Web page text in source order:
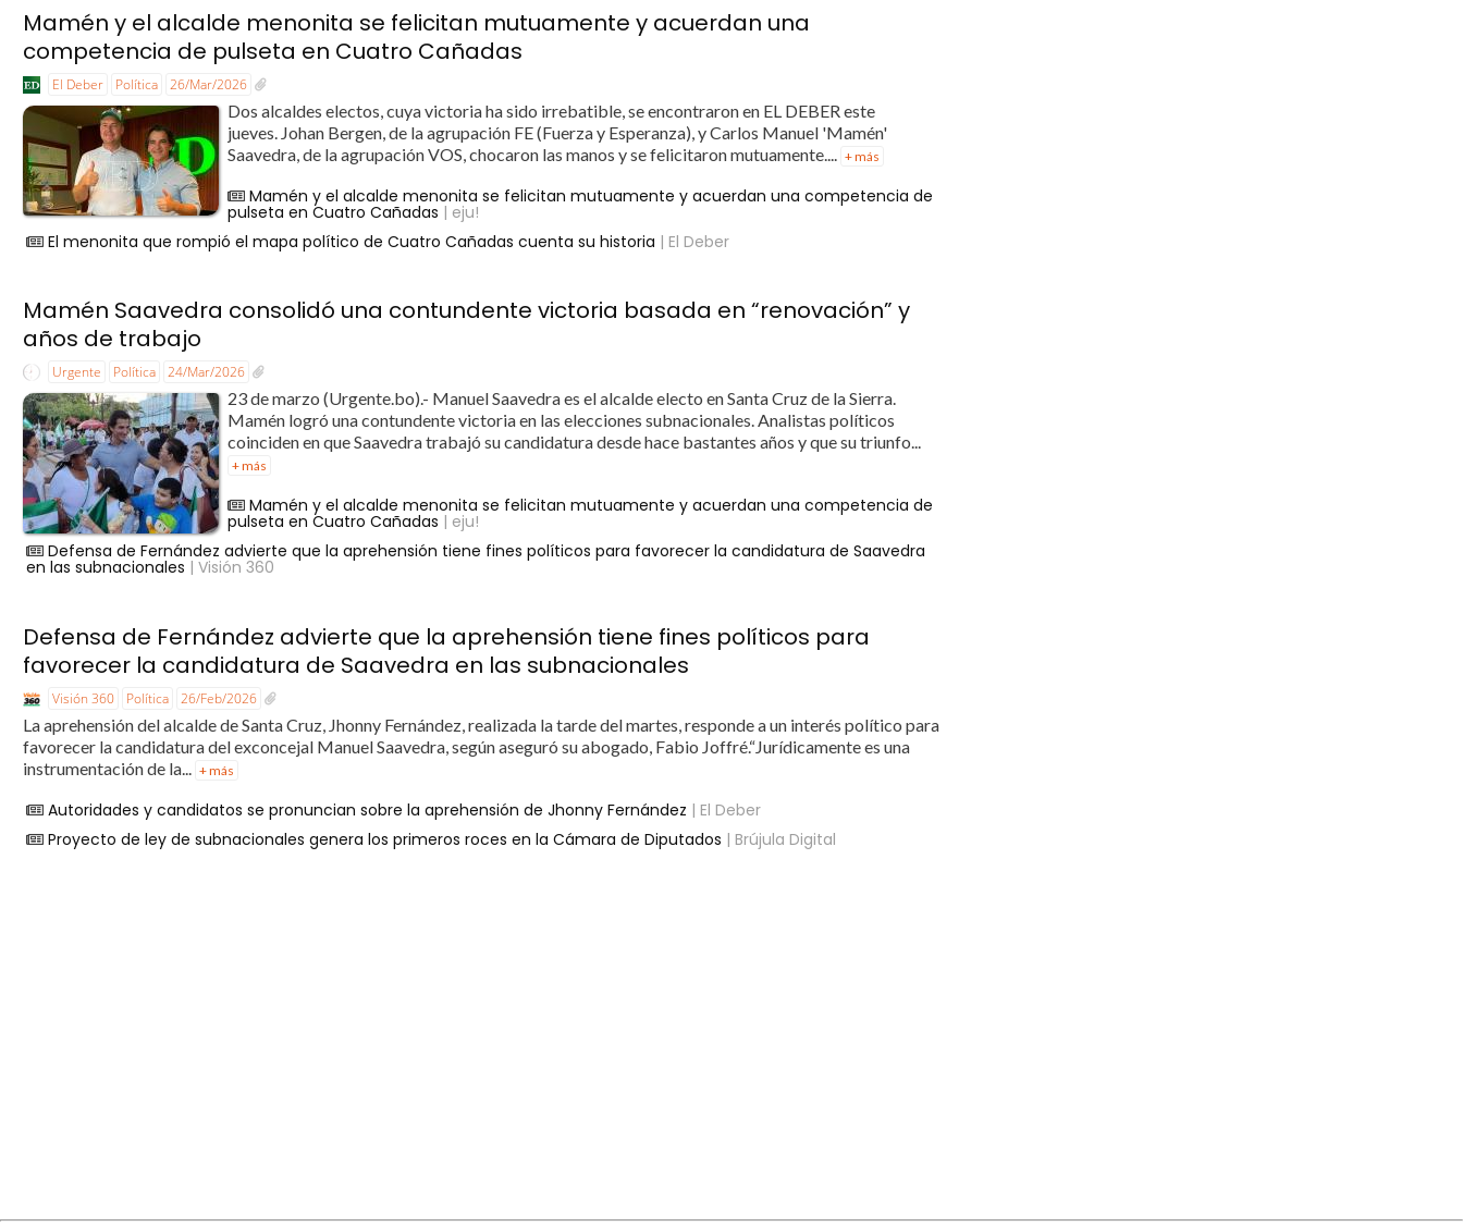
Mamén y el alcalde menonita se felicitan mutuamente y acuerdan una
competencia de pulseta en Cuatro Cañadas
El Deber Política 26/Mar/2026
Dos alcaldes electos, cuya victoria ha sido irrebatible, se encontraron en EL DEBER este
jueves. Johan Bergen, de la agrupación FE (Fuerza y Esperanza), y Carlos Manuel 'Mamén'
Saavedra, de la agrupación VOS, chocaron las manos y se felicitaron mutuamente.... + más
Mamén y el alcalde menonita se felicitan mutuamente y acuerdan una competencia de
pulseta en Cuatro Cañadas | eju!
El menonita que rompió el mapa político de Cuatro Cañadas cuenta su historia | El Deber
Mamén Saavedra consolidó una contundente victoria basada en “renovación” y
años de trabajo
Urgente Política 24/Mar/2026
23 de marzo (Urgente.bo).- Manuel Saavedra es el alcalde electo en Santa Cruz de la Sierra.
Mamén logró una contundente victoria en las elecciones subnacionales. Analistas políticos
coinciden en que Saavedra trabajó su candidatura desde hace bastantes años y que su triunfo...
+ más
Mamén y el alcalde menonita se felicitan mutuamente y acuerdan una competencia de
pulseta en Cuatro Cañadas | eju!
Defensa de Fernández advierte que la aprehensión tiene fines políticos para favorecer la candidatura de Saavedra
en las subnacionales | Visión 360
Defensa de Fernández advierte que la aprehensión tiene fines políticos para
favorecer la candidatura de Saavedra en las subnacionales
Visión 360 Política 26/Feb/2026
La aprehensión del alcalde de Santa Cruz, Jhonny Fernández, realizada la tarde del martes, responde a un interés político para
favorecer la candidatura del exconcejal Manuel Saavedra, según aseguró su abogado, Fabio Joffré.“Jurídicamente es una
instrumentación de la...
+ más
Autoridades y candidatos se pronuncian sobre la aprehensión de Jhonny Fernández | El Deber
Proyecto de ley de subnacionales genera los primeros roces en la Cámara de Diputados | Brújula Digital